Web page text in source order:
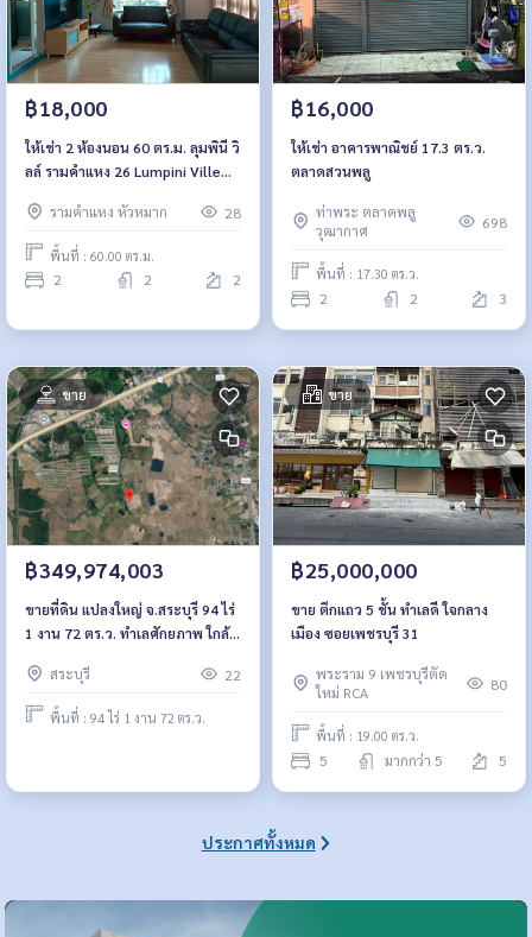
฿18,000
ให้เช่า 2 ห้องนอน 60 ตร.ม. ลุมพินี วิ
ลล์ รามคำแหง 26 Lumpini Ville
รามคำแหง หัวหมาก
28
พื้นที่ : 60.00 ตร.ม.
2 2 2
฿16,000
ให้เช่า อาคารพาณิชย์ 17.3 ตร.ว.
ตลาดสวนพลู
ท่าพระ ตลาดพลู
วุฒากาศ
698
พื้นที่ : 17.30 ตร.ว.
2 2 3
ขาย
฿349,974,003
ขายที่ดิน แปลงใหญ่ จ.สระบุรี 94 ไร่
1 งาน 72 ตร.ว. ทำเลศักยภาพ ใกล้
สระบุรี
22
พื้นที่ : 94 ไร่ 1 งาน 72 ตร.ว.
ขาย
฿25,000,000
ขาย ตึกแถว 5 ชั้น ทำเลดี ใจกลาง
เมือง ซอยเพชรบุรี 31
พระราม 9 เพชรบุรีตัด
ใหม่ RCA
80
พื้นที่ : 19.00 ตร.ว.
5 มากกว่า 5 5
ประกาศทั้งหมด